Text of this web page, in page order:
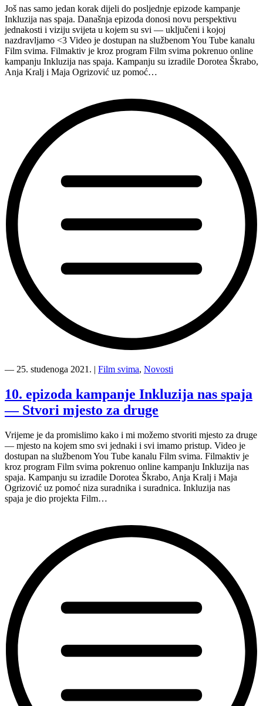
epizodi
12/12”
Još nas samo jedan korak dijeli do posljednje epizode kampanje
Inkluzija nas spaja. Današnja epizoda donosi novu perspektivu
jednakosti i viziju svijeta u kojem su svi — uključeni i kojoj
nazdravljamo <3 Video je dostupan na službenom You Tube kanalu
Film svima. Filmaktiv je kroz program Film svima pokrenuo online
kampanju Inkluzija nas spaja. Kampanju su izradile Dorotea Škrabo,
Anja Kralj i Maja Ogrizović uz pomoć…
do
epizode
kampanje
Inkluzija
spaja
epizoda
11/12”
― 25. studenoga 2021. | Film svima, Novosti
10. epizoda kampanje Inkluzija nas spaja
— Stvori mjesto za druge
Vrijeme je da promislimo kako i mi možemo stvoriti mjesto za druge
— mjesto na kojem smo svi jednaki i svi imamo pristup. Video je
dostupan na službenom You Tube kanalu Film svima. Filmaktiv je
kroz program Film svima pokrenuo online kampanju Inkluzija nas
spaja. Kampanju su izradile Dorotea Škrabo, Anja Kralj i Maja
Ogrizović uz pomoć niza suradnika i suradnica. Inkluzija nas
spaja je dio projekta Film…